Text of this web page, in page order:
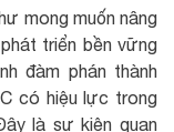
mong muốn nâng
triển bền vững
đàm phán thành
có hiệu lực trong
là sự kiện quan